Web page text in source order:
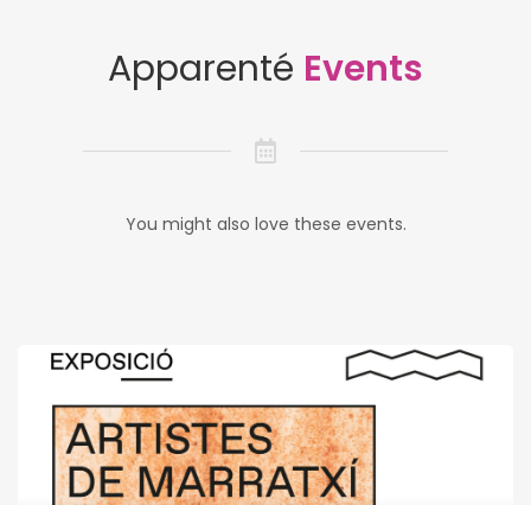
Apparenté Events
You might also love these events.